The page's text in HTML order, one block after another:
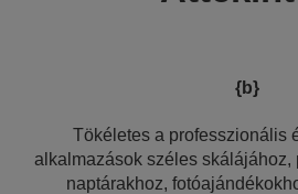
{b}
Tökéletes a professzionális
alkalmazások széles skálájához,
naptárakhoz,